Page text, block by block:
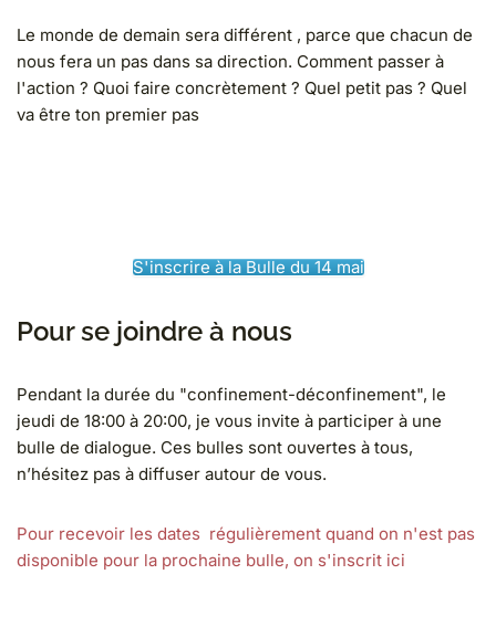
Le monde de demain sera différent , parce que chacun de
nous fera un pas dans sa direction. Comment passer à
l'action ? Quoi faire concrètement ? Quel petit pas ? Quel
va être ton premier pas
S'inscrire à la Bulle du 14 mai
Pour se joindre à nous
Pendant la durée du "confinement-déconfinement", le
jeudi de 18:00 à 20:00, je vous invite à participer à une
bulle de dialogue. Ces bulles sont ouvertes à tous,
n’hésitez pas à diffuser autour de vous.
Pour recevoir les dates régulièrement quand on n'est pas
disponible pour la prochaine bulle, on s'inscrit ici